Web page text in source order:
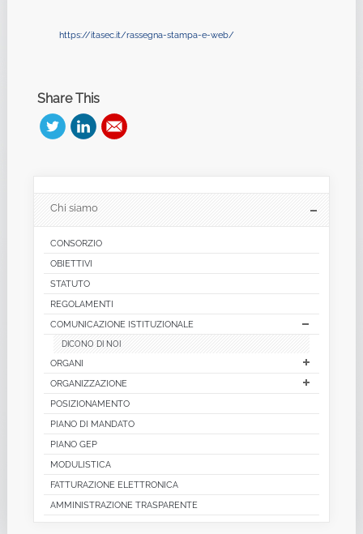
https://itasec.it/rassegna-stampa-e-web/
Share This
Chi siamo
CONSORZIO
OBIETTIVI
STATUTO
REGOLAMENTI
COMUNICAZIONE ISTITUZIONALE
DICONO DI NOI
ORGANI
ORGANIZZAZIONE
POSIZIONAMENTO
PIANO DI MANDATO
PIANO GEP
MODULISTICA
FATTURAZIONE ELETTRONICA
AMMINISTRAZIONE TRASPARENTE